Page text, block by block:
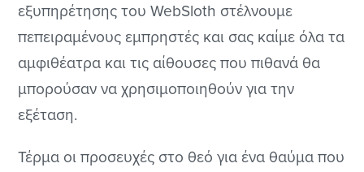
εξυπηρέτησης του WebSloth στέλνουμε
πεπειραμένους εμπρηστές και σας καίμε όλα τα
αμφιθέατρα και τις αίθουσες που πιθανά θα
μπορούσαν να χρησιμοποιηθούν για την
εξέταση.
Τέρμα οι προσευχές στο θεό για ένα θαύμα που